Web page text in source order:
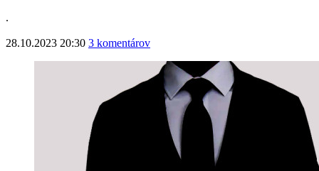
.
28.10.2023 20:30 3 komentárov